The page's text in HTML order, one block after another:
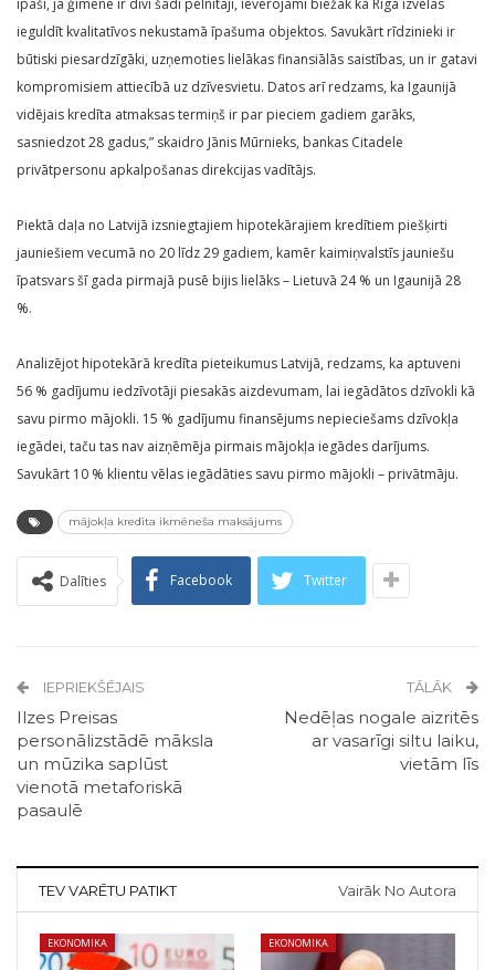
ieguldīt kvalitatīvos nekustamā īpašuma objektos. Savukārt rīdzinieki ir
būtiski piesardzīgāki, uzņemoties lielākas finansiālās saistības, un ir gatavi
kompromisiem attiecībā uz dzīvesvietu. Datos arī redzams, ka Igaunijā
vidējais kredīta atmaksas termiņš ir par pieciem gadiem garāks,
sasniedzot 28 gadus,” skaidro Jānis Mūrnieks, bankas Citadele
privātpersonu apkalpošanas direkcijas vadītājs.
Piektā daļa no Latvijā izsniegtajiem hipotekārajiem kredītiem piešķirti
jauniešiem vecumā no 20 līdz 29 gadiem, kamēr kaimiņvalstīs jauniešu
īpatsvars šī gada pirmajā pusē bijis lielāks – Lietuvā 24 % un Igaunijā 28
%.
Analizējot hipotekārā kredīta pieteikumus Latvijā, redzams, ka aptuveni
56 % gadījumu iedzīvotāji piesakās aizdevumam, lai iegādātos dzīvokli kā
savu pirmo mājokli. 15 % gadījumu finansējums nepieciešams dzīvokļa
iegādei, taču tas nav aizņēmēja pirmais mājokļa iegādes darījums.
Savukārt 10 % klientu vēlas iegādāties savu pirmo mājokli – privātmāju.
mājokļa kredīta ikmēneša maksājums
Dalīties Facebook Twitter
IEPRIEKŠĒJAIS
Ilzes Preisas
personālizstādē māksla
un mūzika saplūst
vienotā metaforiskā
pasaulē
TĀLĀK
Nedēļas nogale aizritēs
ar vasarīgi siltu laiku,
vietām līs
TEV VARĒTU PATIKT Vairāk No Autora
EKONOMIKA EKONOMIKA